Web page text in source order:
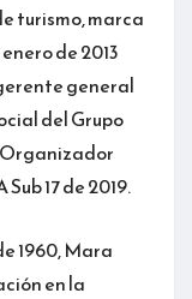
turismo, marca
de 2013
general
del Grupo
Organizador
17 de 2019.
1960, Mara
en la